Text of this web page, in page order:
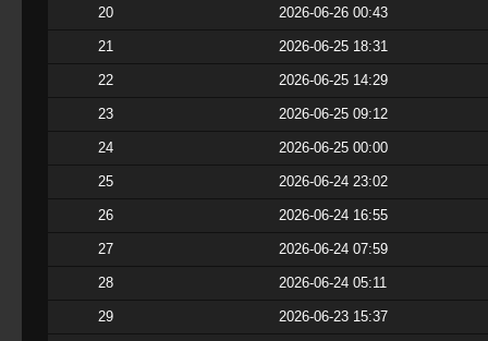
20 2026-06-26 00:43
21 2026-06-25 18:31
22 2026-06-25 14:29
23 2026-06-25 09:12
24 2026-06-25 00:00
25 2026-06-24 23:02
26 2026-06-24 16:55
27 2026-06-24 07:59
28 2026-06-24 05:11
29 2026-06-23 15:37